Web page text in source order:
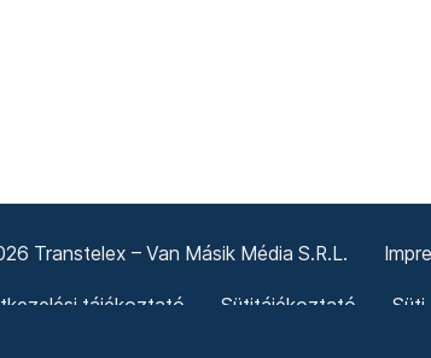
Transtelex – Van Másik Média S.R.L.
tájékoztató Sütitájékoztató Süti